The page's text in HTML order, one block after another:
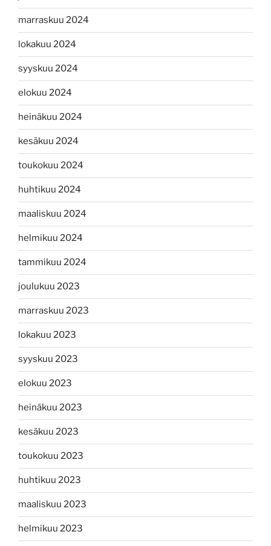
marraskuu 2024
lokakuu 2024
syyskuu 2024
elokuu 2024
heinäkuu 2024
kesäkuu 2024
toukokuu 2024
huhtikuu 2024
maaliskuu 2024
helmikuu 2024
tammikuu 2024
joulukuu 2023
marraskuu 2023
lokakuu 2023
syyskuu 2023
elokuu 2023
heinäkuu 2023
kesäkuu 2023
toukokuu 2023
huhtikuu 2023
maaliskuu 2023
helmikuu 2023